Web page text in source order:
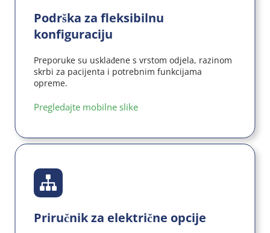
Podrška za fleksibilnu
konfiguraciju
Preporuke su usklađene s vrstom odjela, razinom
skrbi za pacijenta i potrebnim funkcijama
opreme.
Pregledajte mobilne slike
Priručnik za električne opcije